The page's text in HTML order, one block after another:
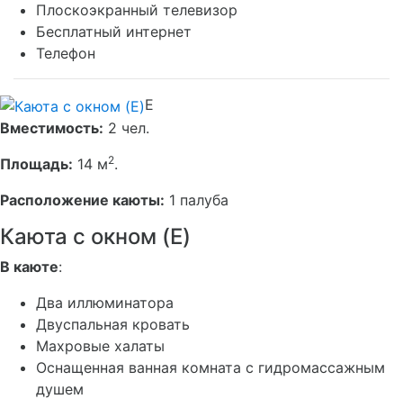
Плоскоэкранный телевизор
Бесплатный интернет
Телефон
E
Вместимость: 2 чел.
Площадь: 14 м2.
Расположение каюты: 1 палуба
Каюта с окном (E)
В каюте:
Два иллюминатора
Двуспальная кровать
Махровые халаты
Оснащенная ванная комната с гидромассажным
душем